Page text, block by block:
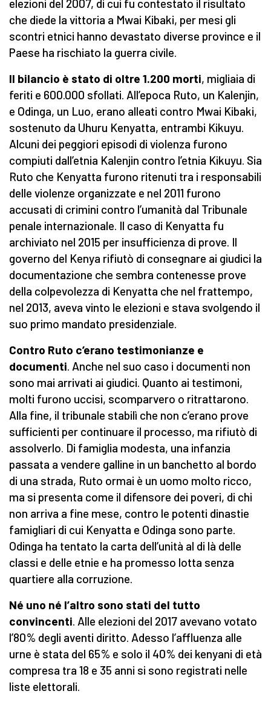
elezioni del 2007, di cui fu contestato il risultato
che diede la vittoria a Mwai Kibaki, per mesi gli
scontri etnici hanno devastato diverse province e il
Paese ha rischiato la guerra civile.
Il bilancio è stato di oltre 1.200 morti, migliaia di
feriti e 600.000 sfollati. All’epoca Ruto, un Kalenjin,
e Odinga, un Luo, erano alleati contro Mwai Kibaki,
sostenuto da Uhuru Kenyatta, entrambi Kikuyu.
Alcuni dei peggiori episodi di violenza furono
compiuti dall’etnia Kalenjin contro l’etnia Kikuyu. Sia
Ruto che Kenyatta furono ritenuti tra i responsabili
delle violenze organizzate e nel 2011 furono
accusati di crimini contro l’umanità dal Tribunale
penale internazionale. Il caso di Kenyatta fu
archiviato nel 2015 per insufficienza di prove. Il
governo del Kenya rifiutò di consegnare ai giudici la
documentazione che sembra contenesse prove
della colpevolezza di Kenyatta che nel frattempo,
nel 2013, aveva vinto le elezioni e stava svolgendo il
suo primo mandato presidenziale.
Contro Ruto c’erano testimonianze e
documenti. Anche nel suo caso i documenti non
sono mai arrivati ai giudici. Quanto ai testimoni,
molti furono uccisi, scomparvero o ritrattarono.
Alla fine, il tribunale stabilì che non c’erano prove
sufficienti per continuare il processo, ma rifiutò di
assolverlo. Di famiglia modesta, una infanzia
passata a vendere galline in un banchetto al bordo
di una strada, Ruto ormai è un uomo molto ricco,
ma si presenta come il difensore dei poveri, di chi
non arriva a fine mese, contro le potenti dinastie
famigliari di cui Kenyatta e Odinga sono parte.
Odinga ha tentato la carta dell’unità al di là delle
classi e delle etnie e ha promesso lotta senza
quartiere alla corruzione.
Né uno né l’altro sono stati del tutto
convincenti. Alle elezioni del 2017 avevano votato
l’80% degli aventi diritto. Adesso l’affluenza alle
urne è stata del 65% e solo il 40% dei kenyani di età
compresa tra 18 e 35 anni si sono registrati nelle
liste elettorali.